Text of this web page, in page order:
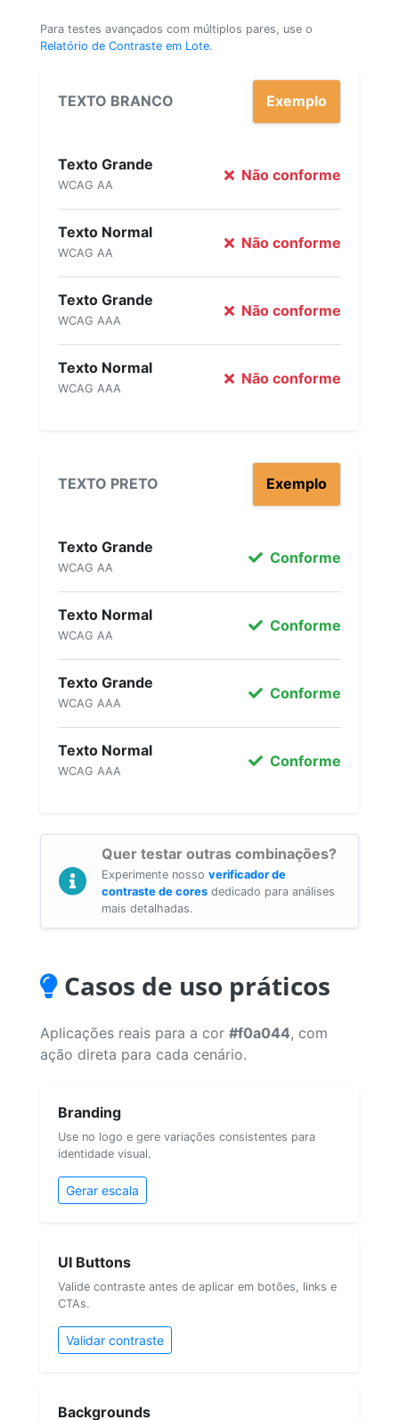
Para testes avançados com múltiplos pares, use o
Relatório de Contraste em Lote.
TEXTO BRANCO Exemplo
Texto Grande
WCAG AA
Não conforme
Texto Normal
WCAG AA
Não conforme
Texto Grande
WCAG AAA
Não conforme
Texto Normal
WCAG AAA
Não conforme
TEXTO PRETO Exemplo
Texto Grande
WCAG AA
Conforme
Texto Normal
WCAG AA
Conforme
Texto Grande
WCAG AAA
Conforme
Texto Normal
WCAG AAA
Conforme
Quer testar outras combinações?
Experimente nosso verificador de
contraste de cores dedicado para análises
mais detalhadas.
Casos de uso práticos
Aplicações reais para a cor #f0a044, com
ação direta para cada cenário.
Branding
Use no logo e gere variações consistentes para
identidade visual.
Gerar escala
UI Buttons
Valide contraste antes de aplicar em botões, links e
CTAs.
Validar contraste
Backgrounds